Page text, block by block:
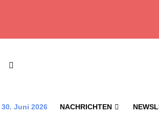
30. Juni 2026 NACHRICHTEN